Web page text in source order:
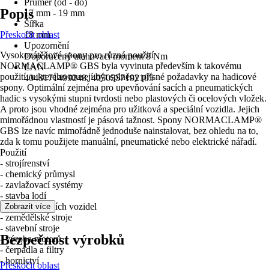
Průměr (od - do)
17 mm - 19 mm
Šířka
18 mm
Upozornění
Doporučený utahovací moment 8 Nm
EAN
4043171499248, 4050557192105
Popis
Přeskočit oblast
Vysokozátěžové spony pro různá použití
NORMACLAMP® GBS byla vyvinuta především k takovému
použití, u kterého musejí být splněny přísné požadavky na hadicové
spony. Optimální zejména pro upevňování sacích a pneumatických
hadic s vysokými stupni tvrdosti nebo plastových či ocelových vložek.
A proto jsou vhodné zejména pro užitková a speciální vozidla. Jejich
mimořádnou vlastností je pásová tažnost. Spony NORMACLAMP®
GBS lze navíc mimořádně jednoduše nainstalovat, bez ohledu na to,
zda k tomu použijete manuální, pneumatické nebo elektrické nářadí.
Použití
- strojírenství
- chemický průmysl
- zavlažovací systémy
- stavba lodí
- výroba drážních vozidel
- zemědělské stroje
- stavební stroje
- výroba motorů
- čerpadla a filtry
- hornictví
Zobrazit více
Bezpečnost výrobků
Přeskočit oblast